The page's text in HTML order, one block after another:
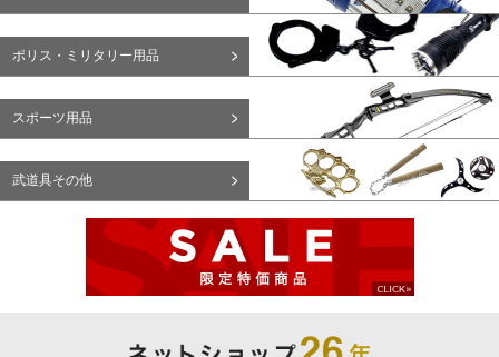
ポリス・ミリタリー用品
スポーツ用品
武道具その他